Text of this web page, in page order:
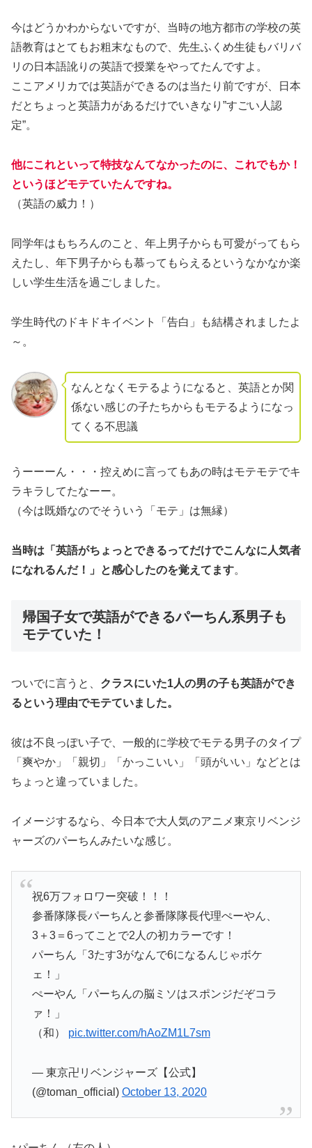
今はどうかわからないですが、当時の地方都市の学校の英
語教育はとてもお粗末なもので、先生ふくめ生徒もバリバ
リの日本語訛りの英語で授業をやってたんですよ。
ここアメリカでは英語ができるのは当たり前ですが、日本
だとちょっと英語力があるだけでいきなり”すごい人認
定”。
他にこれといって特技なんてなかったのに、これでもか！
というほどモテていたんですね。
（英語の威力！）
同学年はもちろんのこと、年上男子からも可愛がってもら
えたし、年下男子からも慕ってもらえるというなかなか楽
しい学生生活を過ごしました。
学生時代のドキドキイベント「告白」も結構されましたよ
～。
なんとなくモテるようになると、英語とか関
係ない感じの子たちからもモテるようになっ
てくる不思議
うーーーん・・・控えめに言ってもあの時はモテモテでキ
ラキラしてたなーー。
（今は既婚なのでそういう「モテ」は無縁）
当時は 「英語がちょっとできるってだけでこんなに人気者
になれるんだ！」
と感心したのを覚えてます。
帰国子女で英語ができるパーちん系男子も
モテていた！
ついでに言うと、 クラスにいた1人の男の子も英語ができ
るという理由でモテていました。
彼は不良っぽい子で、一般的に学校でモテる男子のタイプ
「爽やか」「親切」「かっこいい」「頭がいい」などとは
ちょっと違っていました。
イメージするなら、今日本で大人気のアニメ東京リベンジ
ャーズのパーちんみたいな感じ。
祝6万フォロワー突破！！！
参番隊隊長パーちんと参番隊隊長代理ぺーやん、
3＋3＝6ってことで2人の初カラーです！
パーちん「3たす3がなんで6になるんじゃボケ
ェ！」
ぺーやん「パーちんの脳ミソはスポンジだぞコラ
ァ！」
（和） pic.twitter.com/hAoZM1L7sm
— 東京卍リベンジャーズ【公式】
(@toman_official) October 13, 2020